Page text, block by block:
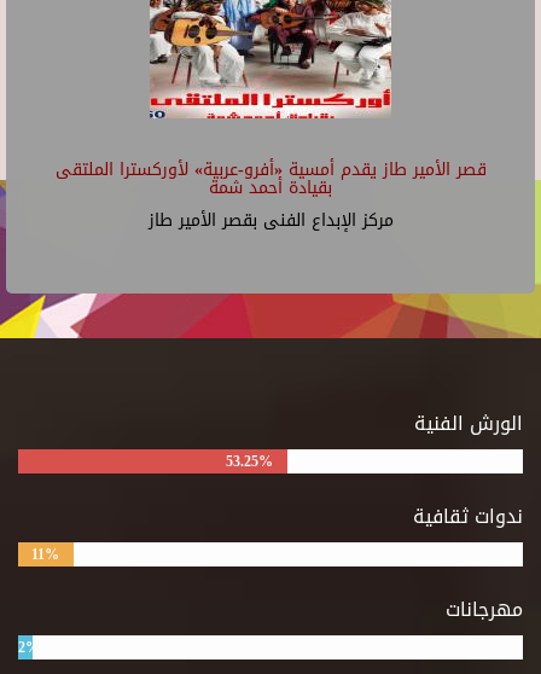
قصر الأمير طاز يقدم أمسية «أفرو-عربية» لأوركسترا الملتقى
بقيادة أحمد شمة
مركز الإبداع الفنى بقصر الأمير طاز
الورش الفنية
53.25%
ندوات ثقافية
11%
مهرجانات
2%